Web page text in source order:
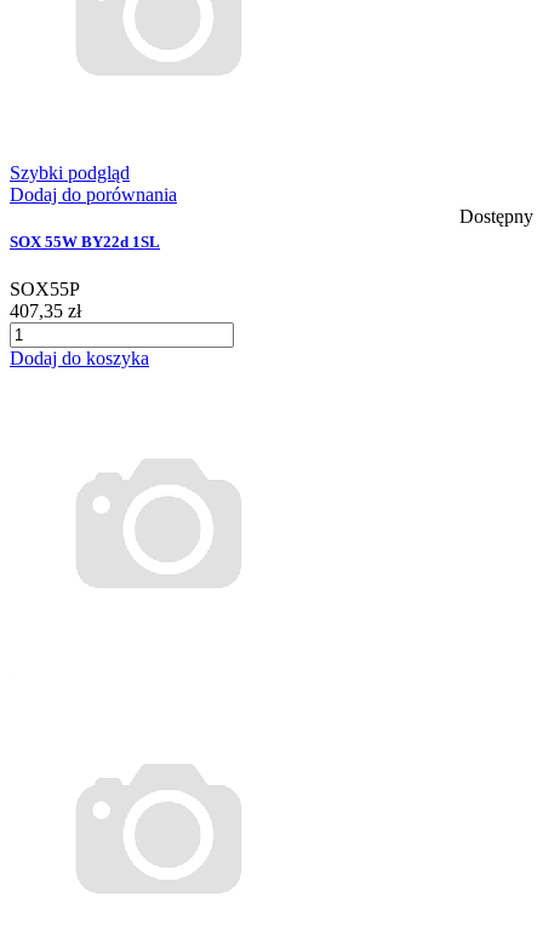
Szybki podgląd
Dodaj do porównania
Dostępny
SOX 55W BY22d 1SL
SOX55P
407,35 zł
Dodaj do koszyka